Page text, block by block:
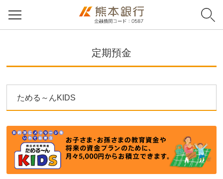
定期預金
ためる～んKIDS